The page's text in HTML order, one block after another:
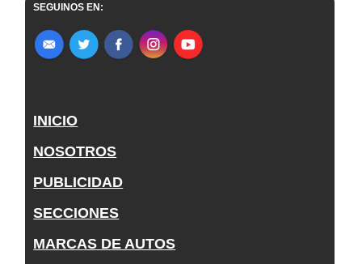
SEGUINOS EN:
INICIO
NOSOTROS
PUBLICIDAD
SECCIONES
MARCAS DE AUTOS